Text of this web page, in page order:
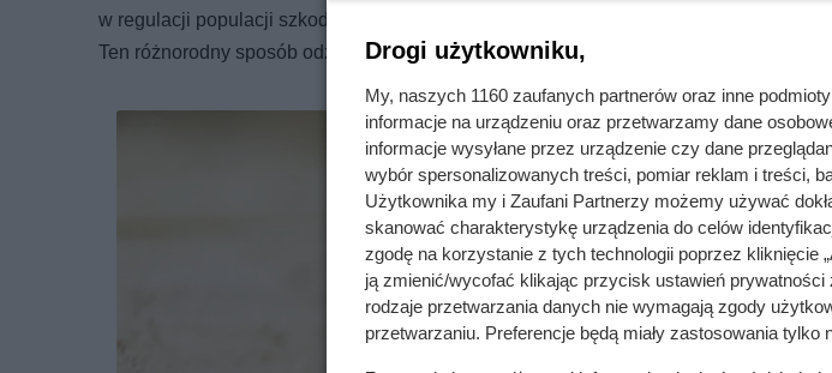
w regulacji populacji szkodników. Istnieją również gatunki mrówek-wegetarianek,
Ten różnorodny sposób odżywiania pokazuje, jak niezwykłe i wszechstronne są te
Drogi użytkowniku,
My, naszych 1160 zaufanych partnerów oraz inne
informacje na urządzeniu oraz przetwarzamy dane
informacje wysyłane przez urządzenie czy dane
wybór spersonalizowanych treści, pomiar reklam i treści,
Użytkownika my i Zaufani Partnerzy możemy używać
skanować charakterystykę urządzenia do celów
zgodę na korzystanie z tych technologii poprzez kliknięcie
ją zmienić/wycofać klikając przycisk ustawień
rodzaje przetwarzania danych nie wymagają zgody
przetwarzaniu. Preferencje będą miały zastosowania tylko